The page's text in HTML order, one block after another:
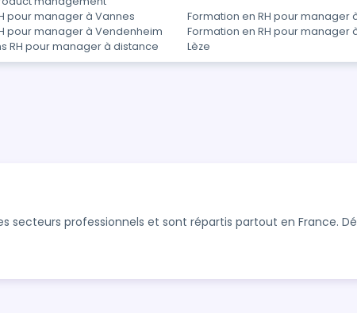
pour manager à Vannes Formation en RH pour manager
pour manager à Vendenheim
Formation en RH pour manager
Lèze
RH pour manager à distance
secteurs professionnels et sont répartis partout en France.